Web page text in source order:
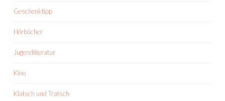
Geschenktipp
Hörbücher
Jugendliteratur
Kino
Klatsch und Tratsch